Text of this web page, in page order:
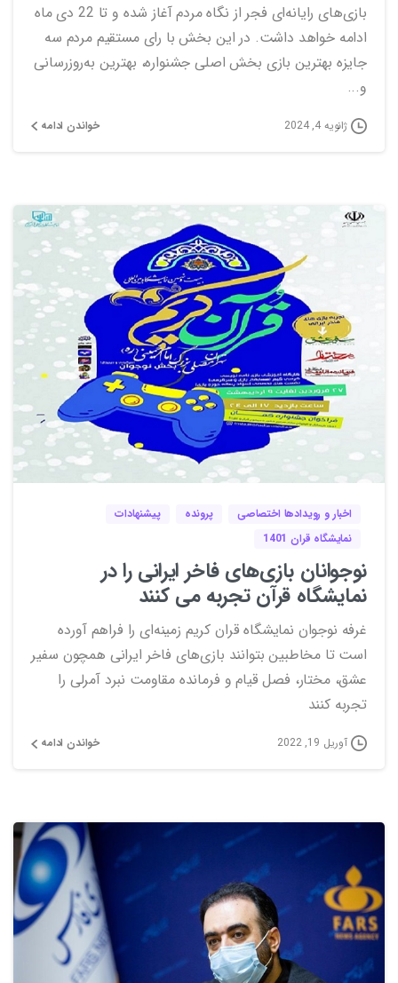
بازی‌های رایانه‌ای فجر از نگاه مردم آغاز شده و تا 22 دی ماه
ادامه خواهد داشت. در این بخش با رای مستقیم مردم سه
جایزه بهترین بازی بخش اصلی جشنواره، بهترین به‌روزرسانی
و...
ژانویه 4, 2024 خواندن ادامه
0
اخبار و رویدادها اختصاصی پرونده
پیشنهادات
نمایشگاه قران 1401
نوجوانان بازی‌های فاخر ایرانی را در
نمایشگاه قرآن تجربه می کنند
غرفه نوجوان نمایشگاه قران کریم زمینه‌ای را فراهم آورده
است تا مخاطبین بتوانند بازی‌های فاخر ایرانی همچون سفیر
عشق، مختار، فصل قیام و فرمانده مقاومت نبرد آمرلی را
تجربه کنند
آوریل 19, 2022 خواندن ادامه